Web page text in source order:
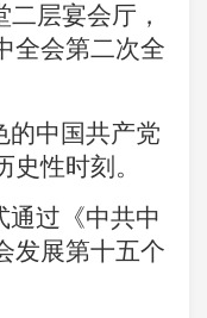
层宴会厅，
全会第二次全
的中国共产党
性时刻。
通过《中共中
发展第十五个